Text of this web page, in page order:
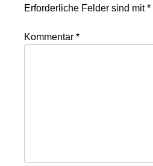
Erforderliche Felder sind mit*
Kommentar*